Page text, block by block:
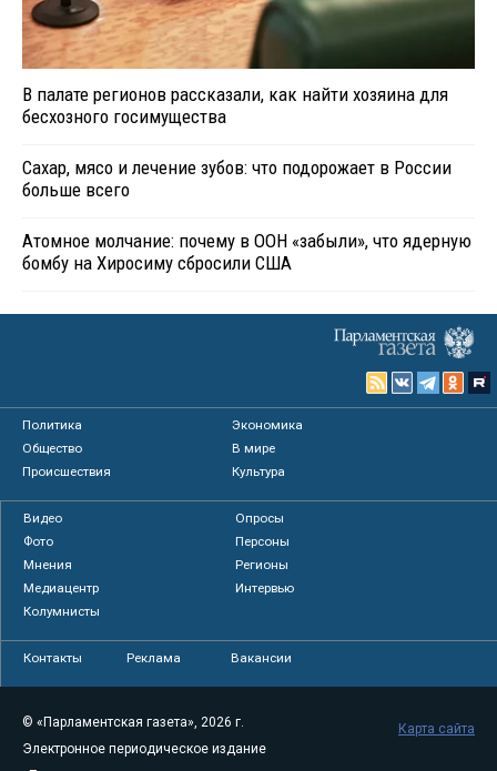
В палате регионов рассказали, как найти хозяина для
бесхозного госимущества
Сахар, мясо и лечение зубов: что подорожает в России
больше всего
Атомное молчание: почему в ООН «забыли», что ядерную
бомбу на Хиросиму сбросили США
Политика
Экономика
Общество
В мире
Происшествия
Культура
Видео
Опросы
Фото
Персоны
Мнения
Регионы
Медиацентр
Интервью
Колумнисты
Контакты Реклама Вакансии
© «Парламентская газета», 2026 г.
Электронное периодическое издание
Карта сайта